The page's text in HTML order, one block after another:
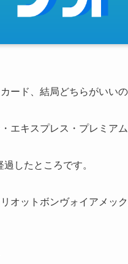
ード、結局どちらがいい
エキスプレス・プレミア
したところです。
オットボンヴォイアメッ